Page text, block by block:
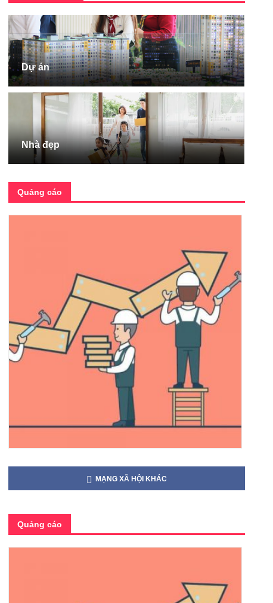
Dự án
Nhà đẹp
Quảng cáo
MẠNG XÃ HỘI KHÁC
Quảng cáo